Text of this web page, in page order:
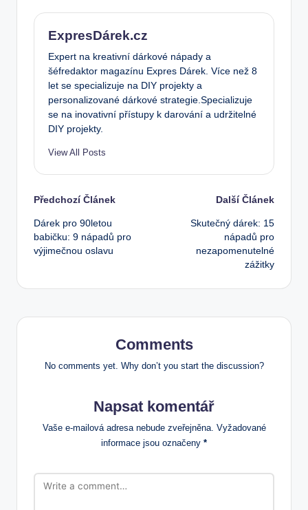
ExpresDárek.cz
Expert na kreativní dárkové nápady a
šéfredaktor magazínu Expres Dárek. Více než 8
let se specializuje na DIY projekty a
personalizované dárkové strategie.Specializuje
se na inovativní přístupy k darování a udržitelné
DIY projekty.
View All Posts
Post
navigation
Předchozí Článek
Dárek pro 90letou
babičku: 9 nápadů pro
výjimečnou oslavu
Další Článek
Skutečný dárek: 15
nápadů pro
nezapomenutelné
zážitky
Comments
No comments yet. Why don’t you start the discussion?
Napsat komentář
Vaše e-mailová adresa nebude zveřejněna. Vyžadované
informace jsou označeny *